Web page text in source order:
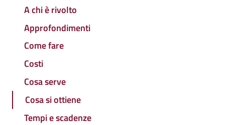
A chi è rivolto
Approfondimenti
Come fare
Costi
Cosa serve
Cosa si ottiene
Tempi e scadenze